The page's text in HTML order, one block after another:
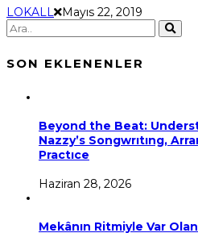
LOKALL Mayıs 22, 2019
SON EKLENENLER
Beyond the Beat:
Nazzy’s Songwrıtıng,
Practıce
Haziran 28, 2026
Mekânın Ritmiyle Var